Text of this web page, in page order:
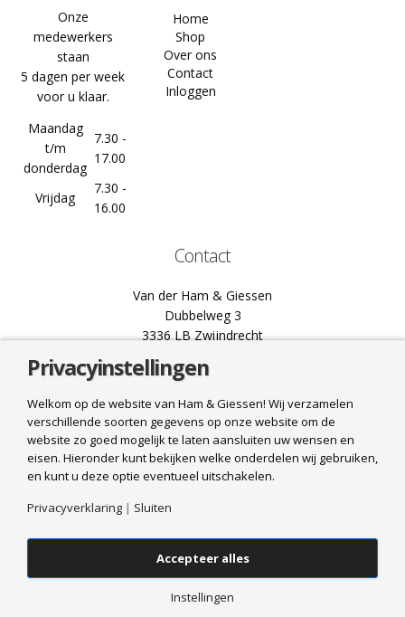
Onze
medewerkers
staan
5 dagen per week
voor u klaar.
Maandag
t/m
donderdag
7.30 -
17.00
Vrijdag
7.30 -
16.00
Home
Shop
Over ons
Contact
Inloggen
Contact
Van der Ham & Giessen
Dubbelweg 3
3336 LB Zwijndrecht
078 61 02 444
info@hamgiessen.nl
Bel ons
Mail ons
© 2025 Van der Ham & Giessen. All Rights Reserved. Realisatie
Media Groep|Algemene voorwaarden|Verzend- en
Privacyinstellingen
Welkom op de website van Ham & Giessen! Wij verzamelen
verschillende soorten gegevens op onze website om de
website zo goed mogelijk te laten aansluiten uw wensen en
eisen. Hieronder kunt bekijken welke onderdelen wij gebruiken,
en kunt u deze optie eventueel uitschakelen.
Privacyverklaring | Sluiten
Accepteer alles
Instellingen